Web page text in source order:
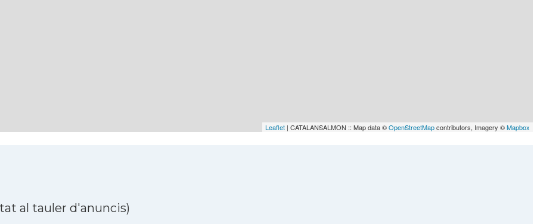
Leaflet | CATALANSALMON :: Map data ©OpenStreetMapcontributors, Imagery ©Mapbox
al tauler d'anuncis)